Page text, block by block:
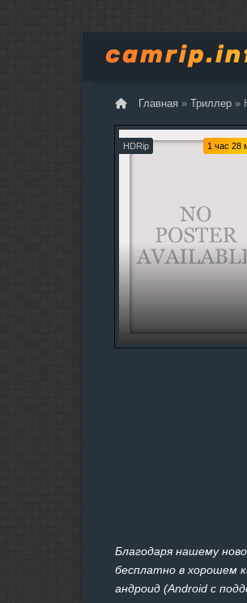
Главная » Триллер »
HDRip 1 час 28
Благодаря нашему
бесплатно в хорошем
андроид (Android с